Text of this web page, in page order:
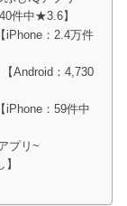
件中★3.6】
：2.4万件
Android：4,730
：59件中
プリ~